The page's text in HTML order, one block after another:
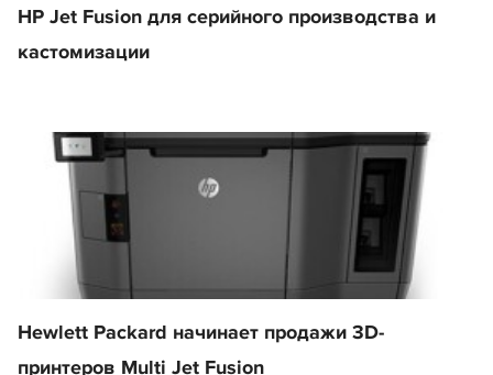
HP Jet Fusion для серийного производства и
кастомизации
Hewlett Packard начинает продажи 3D-
принтеров Multi Jet Fusion